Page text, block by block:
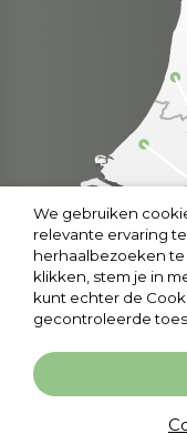
© copyright
We gebruiken
relevante ervaring
herhaalbezoeken
klikken, stem je in
kunt echter de
gecontroleerde